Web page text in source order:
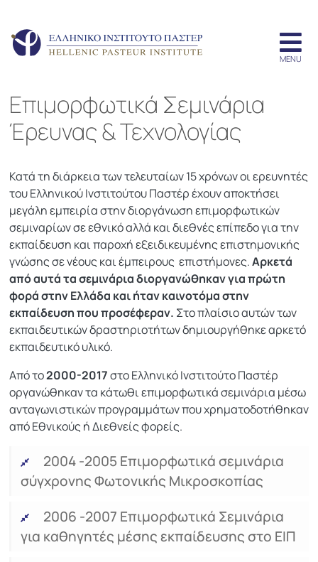
Επιμορφωτικά Σεμινάρια
Έρευνας & Τεχνολογίας
Κατά τη διάρκεια των τελευταίων 15 χρόνων οι ερευνητές
του Ελληνικού Ινστιτούτου Παστέρ έχουν αποκτήσει
μεγάλη εμπειρία στην διοργάνωση επιμορφωτικών
σεμιναρίων σε εθνικό αλλά και διεθνές επίπεδο για την
εκπαίδευση και παροχή εξειδικευμένης επιστημονικής
γνώσης σε νέους και έμπειρους επιστήμονες.Αρκετά
από αυτά τα σεμινάρια διοργανώθηκαν για πρώτη
φορά στην Ελλάδα και ήταν καινοτόμα στην
εκπαίδευση που προσέφεραν. Στο πλαίσιο αυτών των
εκπαιδευτικών δραστηριοτήτων δημιουργήθηκε αρκετό
εκπαιδευτικό υλικό.
Από το2000-2017στο Ελληνικό Ινστιτούτο Παστέρ
οργανώθηκαν τα κάτωθι επιμορφωτικά σεμινάρια μέσω
ανταγωνιστικών προγραμμάτων που χρηματοδοτήθηκαν
από Εθνικούς ή Διεθνείς φορείς.
2004 -2005 Επιμορφωτικά σεμινάρια
σύγχρονης Φωτονικής Μικροσκοπίας
2006 -2007 Επιμορφωτικά Σεμινάρια
για καθηγητές μέσης εκπαίδευσης στο ΕΙΠ